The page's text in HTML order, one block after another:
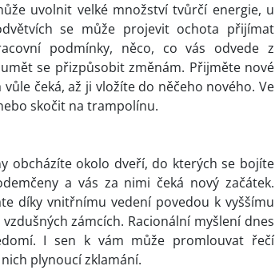
uvolnit velké množství tvůrčí energie, u
se může projevit ochota přijímat
podmínky, něco, co vás odvede z
se přizpůsobit změnám. Přijměte nové
čeká, až ji vložíte do něčeho nového. Ve
skočit na trampolínu.
obcházíte okolo dveří, do kterých se bojíte
a vás za nimi čeká nový začátek.
díky vnitřnímu vedení povedou k vyššímu
zámcích. Racionální myšlení dnes
I sen k vám může promlouvat řečí
plynoucí zklamání.